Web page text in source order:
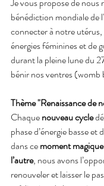
bénédiction mondiale de
connecter à notre
énergies féminines et de
durant la pleine lune du
bénir nos ventres (womb
Thème "Renaissance de
Chaque nouveau cycle
phase d’énergie basse et
dans ce moment
l’autre, nous avons
renouveler et laisser le